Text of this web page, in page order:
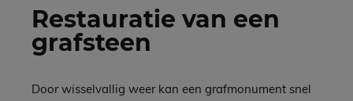
Restauratie van een
grafsteen
Door wisselvallig weer kan een grafmonument snel